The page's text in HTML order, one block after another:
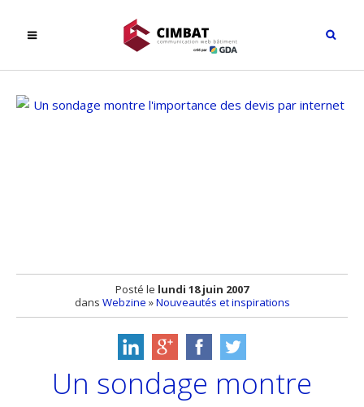
Posté le lundi 18 juin 2007
dans Webzine »Nouveautés et inspirations
Un sondage montre